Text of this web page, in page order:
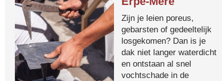
Zijn je leien poreus,
gebarsten of gedeeltelijk
losgekomen? Dan is je
dak niet langer waterdicht
en ontstaan al snel
vochtschade in de